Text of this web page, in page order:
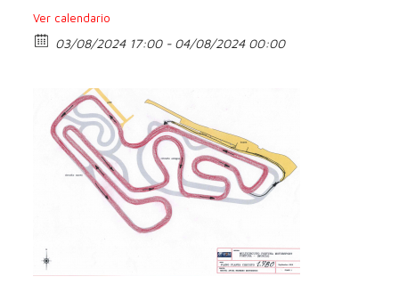
Ver calendario
03/08/2024 17:00 - 04/08/2024 00:00